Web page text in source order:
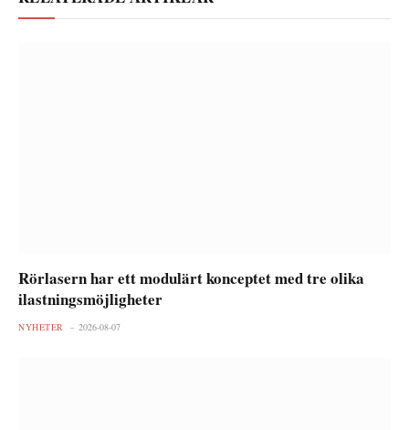
Rörlasern har ett modulärt konceptet med tre olika
ilastningsmöjligheter
NYHETER 2026-08-07